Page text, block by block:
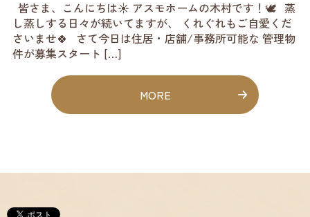
皆さま、こんにちは☀️ アスモホームの木村です！🕊️ 蒸
し蒸しする日々が続いてますが、 くれぐれもご自愛くだ
さいませ🍀 さて今日は住居・店舗/事務所可能な 管理物
件が募集スタート […]
MORE